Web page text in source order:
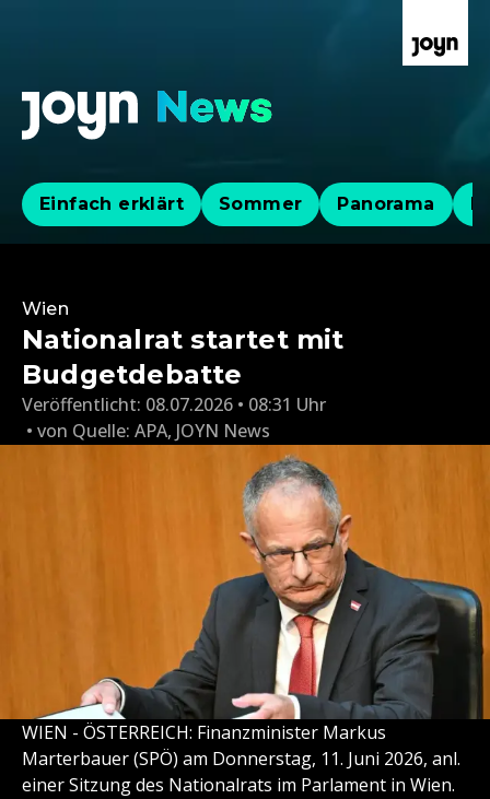
Einfach erklärt Sommer Panorama
Wien
Nationalrat startet mit
Budgetdebatte
Veröffentlicht: 08.07.2026 • 08:31 Uhr
von Quelle: APA, JOYN News
WIEN - ÖSTERREICH: Finanzminister Markus
Marterbauer (SPÖ) am Donnerstag, 11. Juni 2026, anl.
einer Sitzung des Nationalrats im Parlament in Wien.